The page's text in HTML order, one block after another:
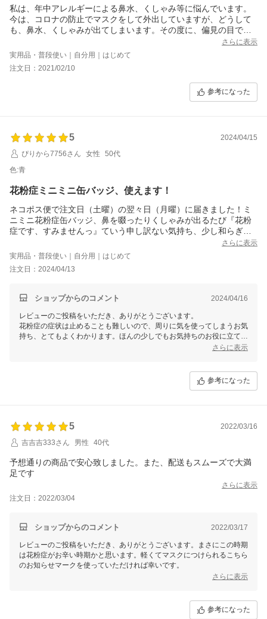
私は、年中アレルギーによる鼻水、くしゃみ等に悩んでいます。
今は、コロナの防止でマスクをして外出していますが、どうして
も、鼻水、くしゃみが出てしまいます。その度に、偏見の目で見
られることがあり、アピールのためのこのバッチは素晴らしいと
思います。あと、マスクをしていない人もいますので、マスクを
しましょうのバッチを作っても良いのかなと思います。
さらに表示
実用品・普段使い｜自分用｜はじめて
注文日：2021/02/10
参考になった
5
2024/04/15
ぴりから7756さん
女性
50代
色:青
花粉症ミニミニ缶バッジ、使えます！
ネコポス便で注文日（土曜）の翌々日（月曜）に届きました！ミ
ニミニ花粉症缶バッジ、鼻を啜ったりくしゃみが出るたび『花粉
症です、すみませんっ』ていう申し訳ない気持ち、少し和らぎま
よく見たら以前ハンコ屋さんで購入してカバンにつけてた缶バッ
ジ、こちらの商品でした。お世話になっていました！
さらに表示
実用品・普段使い｜自分用｜はじめて
注文日：2024/04/13
ショップからのコメント 2024/04/16
レビューのご投稿をいただき、ありがとうございます。
花粉症の症状は止めることも難しいので、周りに気を使ってしまうお気
持ち、とてもよくわかります。ほんの少しでもお気持ちのお役に立てた
さらに表示
参考になった
5
2022/03/16
吉吉吉333さん
男性 40代
予想通りの商品で安心致しました。また、配送もスムーズで大満
足です
さらに表示
注文日：2022/03/04
ショップからのコメント 2022/03/17
レビューのご投稿をいただき、ありがとうございます。まさにこの時期
は花粉症がお辛い時期かと思います。軽くてマスクにつけられるこちら
のお知らせマークを使っていただければ幸いです。
さらに表示
参考になった